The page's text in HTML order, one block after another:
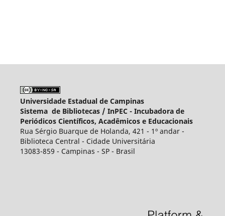
Universidade Estadual de Campinas
Sistema de Bibliotecas / InPEC - Incubadora de
Periódicos Científicos, Acadêmicos e Educacionais
Rua Sérgio Buarque de Holanda, 421 - 1º andar -
Biblioteca Central - Cidade Universitária
13083-859 - Campinas - SP - Brasil